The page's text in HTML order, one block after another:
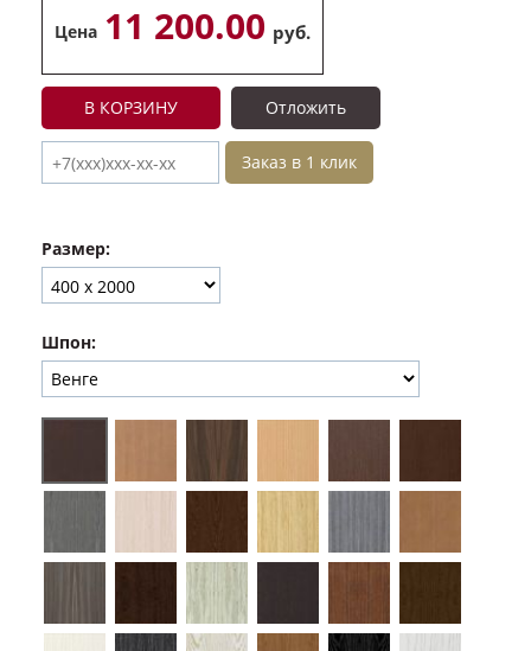
Цена 11 200.00 руб.
В КОРЗИНУ Отложить
Заказ в 1 клик
Размер:
Шпон: